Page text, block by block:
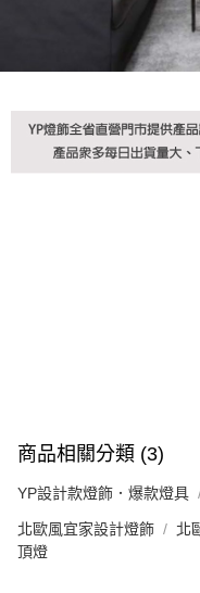
商品相關分類 (3)
YP設計款燈飾．爆款燈具
北歐風宜家設計燈飾
北
頂燈